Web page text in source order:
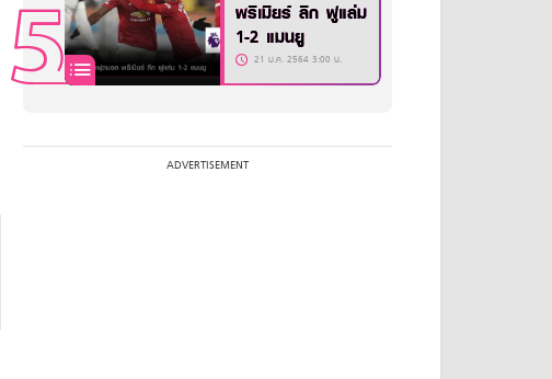
พรีเมียร์ ลีก ฟูแล่ม
1-2 แมนยู
21 ม.ค. 2564 3:00 น.